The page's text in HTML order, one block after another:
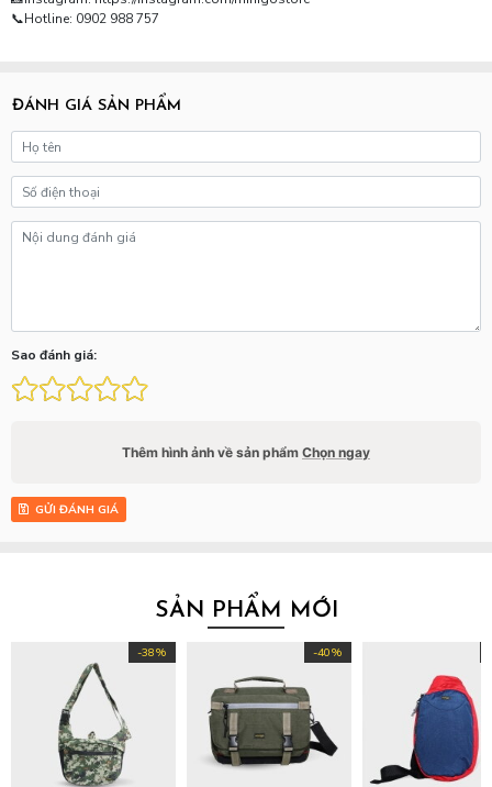
📞Hotline: 0902 988 757
ĐÁNH GIÁ SẢN PHẨM
Sao đánh giá:
Thêm hình ảnh về sản phẩm Chọn ngay
GỬI ĐÁNH GIÁ
SẢN PHẨM MỚI
-38% -40%